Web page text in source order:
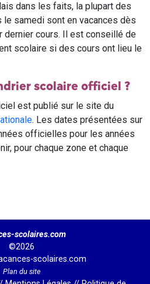
dans les faits, la plupart des
samedi sont en vacances dès
dernier cours. Il est conseillé de
scolaire si des cours ont lieu le
scolaire officiel ?
est publié sur le site du
. Les dates présentées sur
officielles pour les années
pour chaque zone et chaque
scolaires.com
©2026
scolaires.com
Plan du site